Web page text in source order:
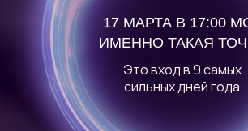
17 МАРТА В 17:00
ИМЕННО ТАКАЯ
Это вход в 9 самых
сильных дней года